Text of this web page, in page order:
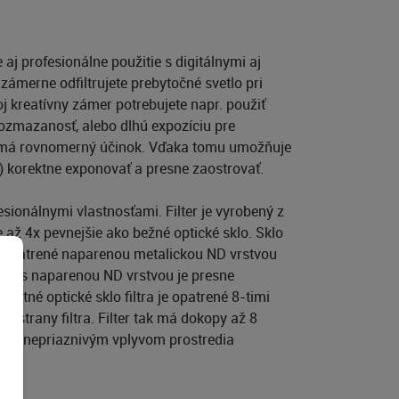
profesionálne použitie s digitálnymi aj
odfiltrujete prebytočné svetlo pri
kreatívny zámer potrebujete napr. použiť
alebo dlhú expozíciu pre
rovnomerný účinok. Vďaka tomu umožňuje
exponovať a presne zaostrovať.
vlastnosťami. Filter je vyrobený z
až 4x pevnejšie ako bežné optické sklo. Sklo
naparenou metalickou ND vrstvou
s naparenou ND vrstvou je presne
optické sklo filtra je opatrené 8-timi
strany filtra. Filter tak má dokopy až 8
nepriaznivým vplyvom prostredia